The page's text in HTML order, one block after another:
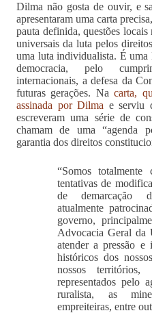
Dilma não gosta de ouvir, e
apresentaram uma carta
pauta definida, questões locais
universais da luta pelos
uma luta individualista. É uma
democracia, pelo
internacionais, a defesa da
futuras gerações. Nacarta,
assinada por Dilma e serviu
escreveram uma série de
chamam de uma “agenda
garantia dos direitos
“Somos totalmente
tentativas de
de demarcação
atualmente
governo,
Advocacia Geral
atender a pressão e
históricos dos
nossos territórios,
representados pelo
ruralista, as
empreiteiras, entre